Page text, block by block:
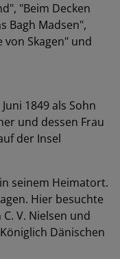
"Beim Decken
Bagh Madsen",
von Skagen" und
1849 als Sohn
und dessen Frau
der Insel
seinem Heimatort.
Hier besuchte
V. Nielsen und
Dänischen